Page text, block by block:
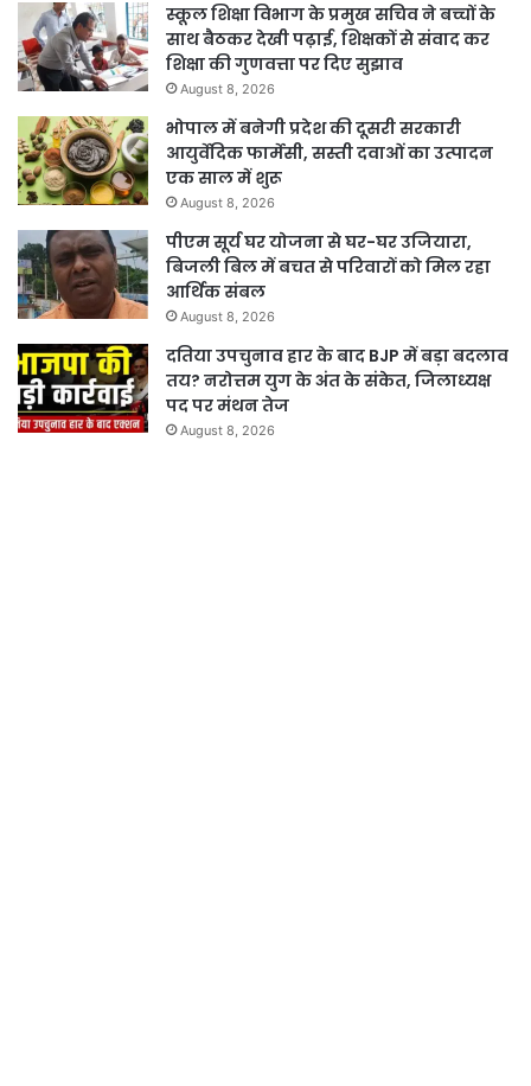
स्कूल शिक्षा विभाग के प्रमुख सचिव ने बच्चों के
साथ बैठकर देखी पढ़ाई, शिक्षकों से संवाद कर
शिक्षा की गुणवत्ता पर दिए सुझाव
August 8, 2026
भोपाल में बनेगी प्रदेश की दूसरी सरकारी
आयुर्वेदिक फार्मेसी, सस्ती दवाओं का उत्पादन
एक साल में शुरू
August 8, 2026
पीएम सूर्य घर योजना से घर-घर उजियारा,
बिजली बिल में बचत से परिवारों को मिल रहा
आर्थिक संबल
August 8, 2026
दतिया उपचुनाव हार के बाद BJP में बड़ा बदलाव
तय? नरोत्तम युग के अंत के संकेत, जिलाध्यक्ष
पद पर मंथन तेज
August 8, 2026